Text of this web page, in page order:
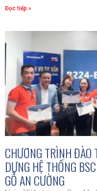
Đọc tiếp »
CHƯƠNG TRÌNH ĐÀO
DỰNG HỆ THỐNG
GỖ AN CƯỜNG